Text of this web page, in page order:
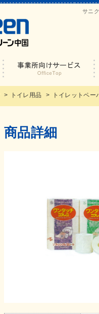
サニ
トイレ用品 トイレットペ
商品詳細